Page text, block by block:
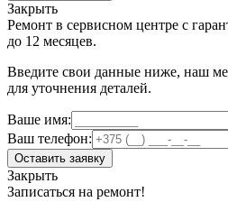
Закрыть
Ремонт в сервисном центре с
до 12 месяцев.
Введите свои данные ниже, наш
для уточнения деталей.
Ваше имя:
Ваш телефон:
Оставить заявку
Закрыть
Записаться на ремонт!